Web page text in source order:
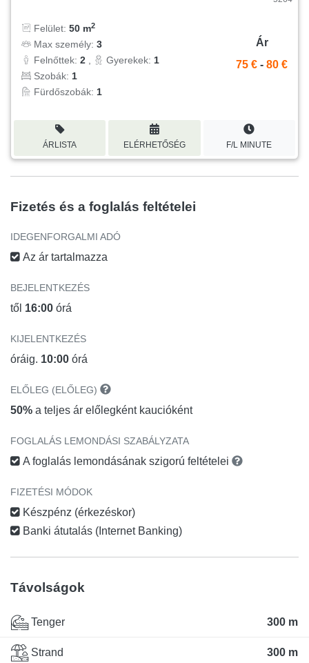
Felület: 50 m2
Max személy: 3
Felnőttek: 2 Gyerekek: 1
Szobák: 1
Fürdőszobák: 1
Ár
75 € - 80 €
ÁRLISTA ELÉRHETŐSÉG F/L MINUTE
Fizetés és a foglalás feltételei
IDEGENFORGALMI ADÓ
Az ár tartalmazza
BEJELENTKEZÉS
től 16:00 órá
KIJELENTKEZÉS
óráig. 10:00 órá
ELŐLEG (ELŐLEG)
50% a teljes ár előlegként kaucióként
FOGLALÁS LEMONDÁSI SZABÁLYZATA
A foglalás lemondásának szigorú feltételei
FIZETÉSI MÓDOK
Készpénz (érkezéskor)
Banki átutalás (Internet Banking)
Távolságok
Tenger 300 m
Strand 300 m